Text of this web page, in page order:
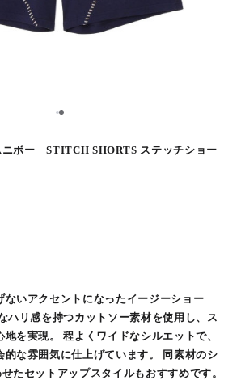
1
ボー STITCH SHORTS ステッチショー
ないアクセントになったイージーショー
ハリ感を持つカットソー素材を使用し、ス
地を実現。 程よくワイドなシルエットで、
的な雰囲気に仕上げています。 同素材のシ
たセットアップスタイルもおすすめです。